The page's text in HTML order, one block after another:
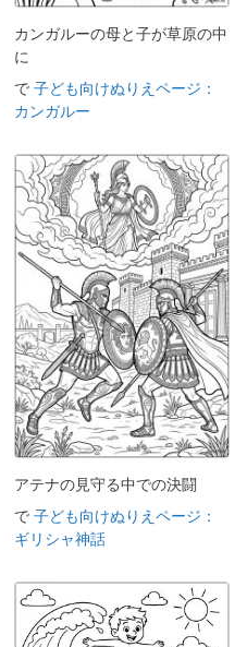
カンガルーの母と子が草原の中
に
で 子ども向けぬりえページ：
カンガルー
アテナの見守る中での決闘
で 子ども向けぬりえページ：
ギリシャ神話